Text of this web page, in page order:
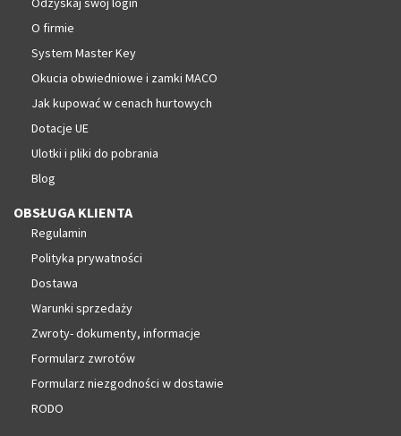
O firmie
System Master Key
Okucia obwiedniowe i zamki MACO
Jak kupować w cenach hurtowych
Dotacje UE
Ulotki i pliki do pobrania
Blog
OBSŁUGA KLIENTA
Regulamin
Polityka prywatności
Dostawa
Warunki sprzedaży
Zwroty- dokumenty, informacje
Formularz zwrotów
Formularz niezgodności w dostawie
RODO